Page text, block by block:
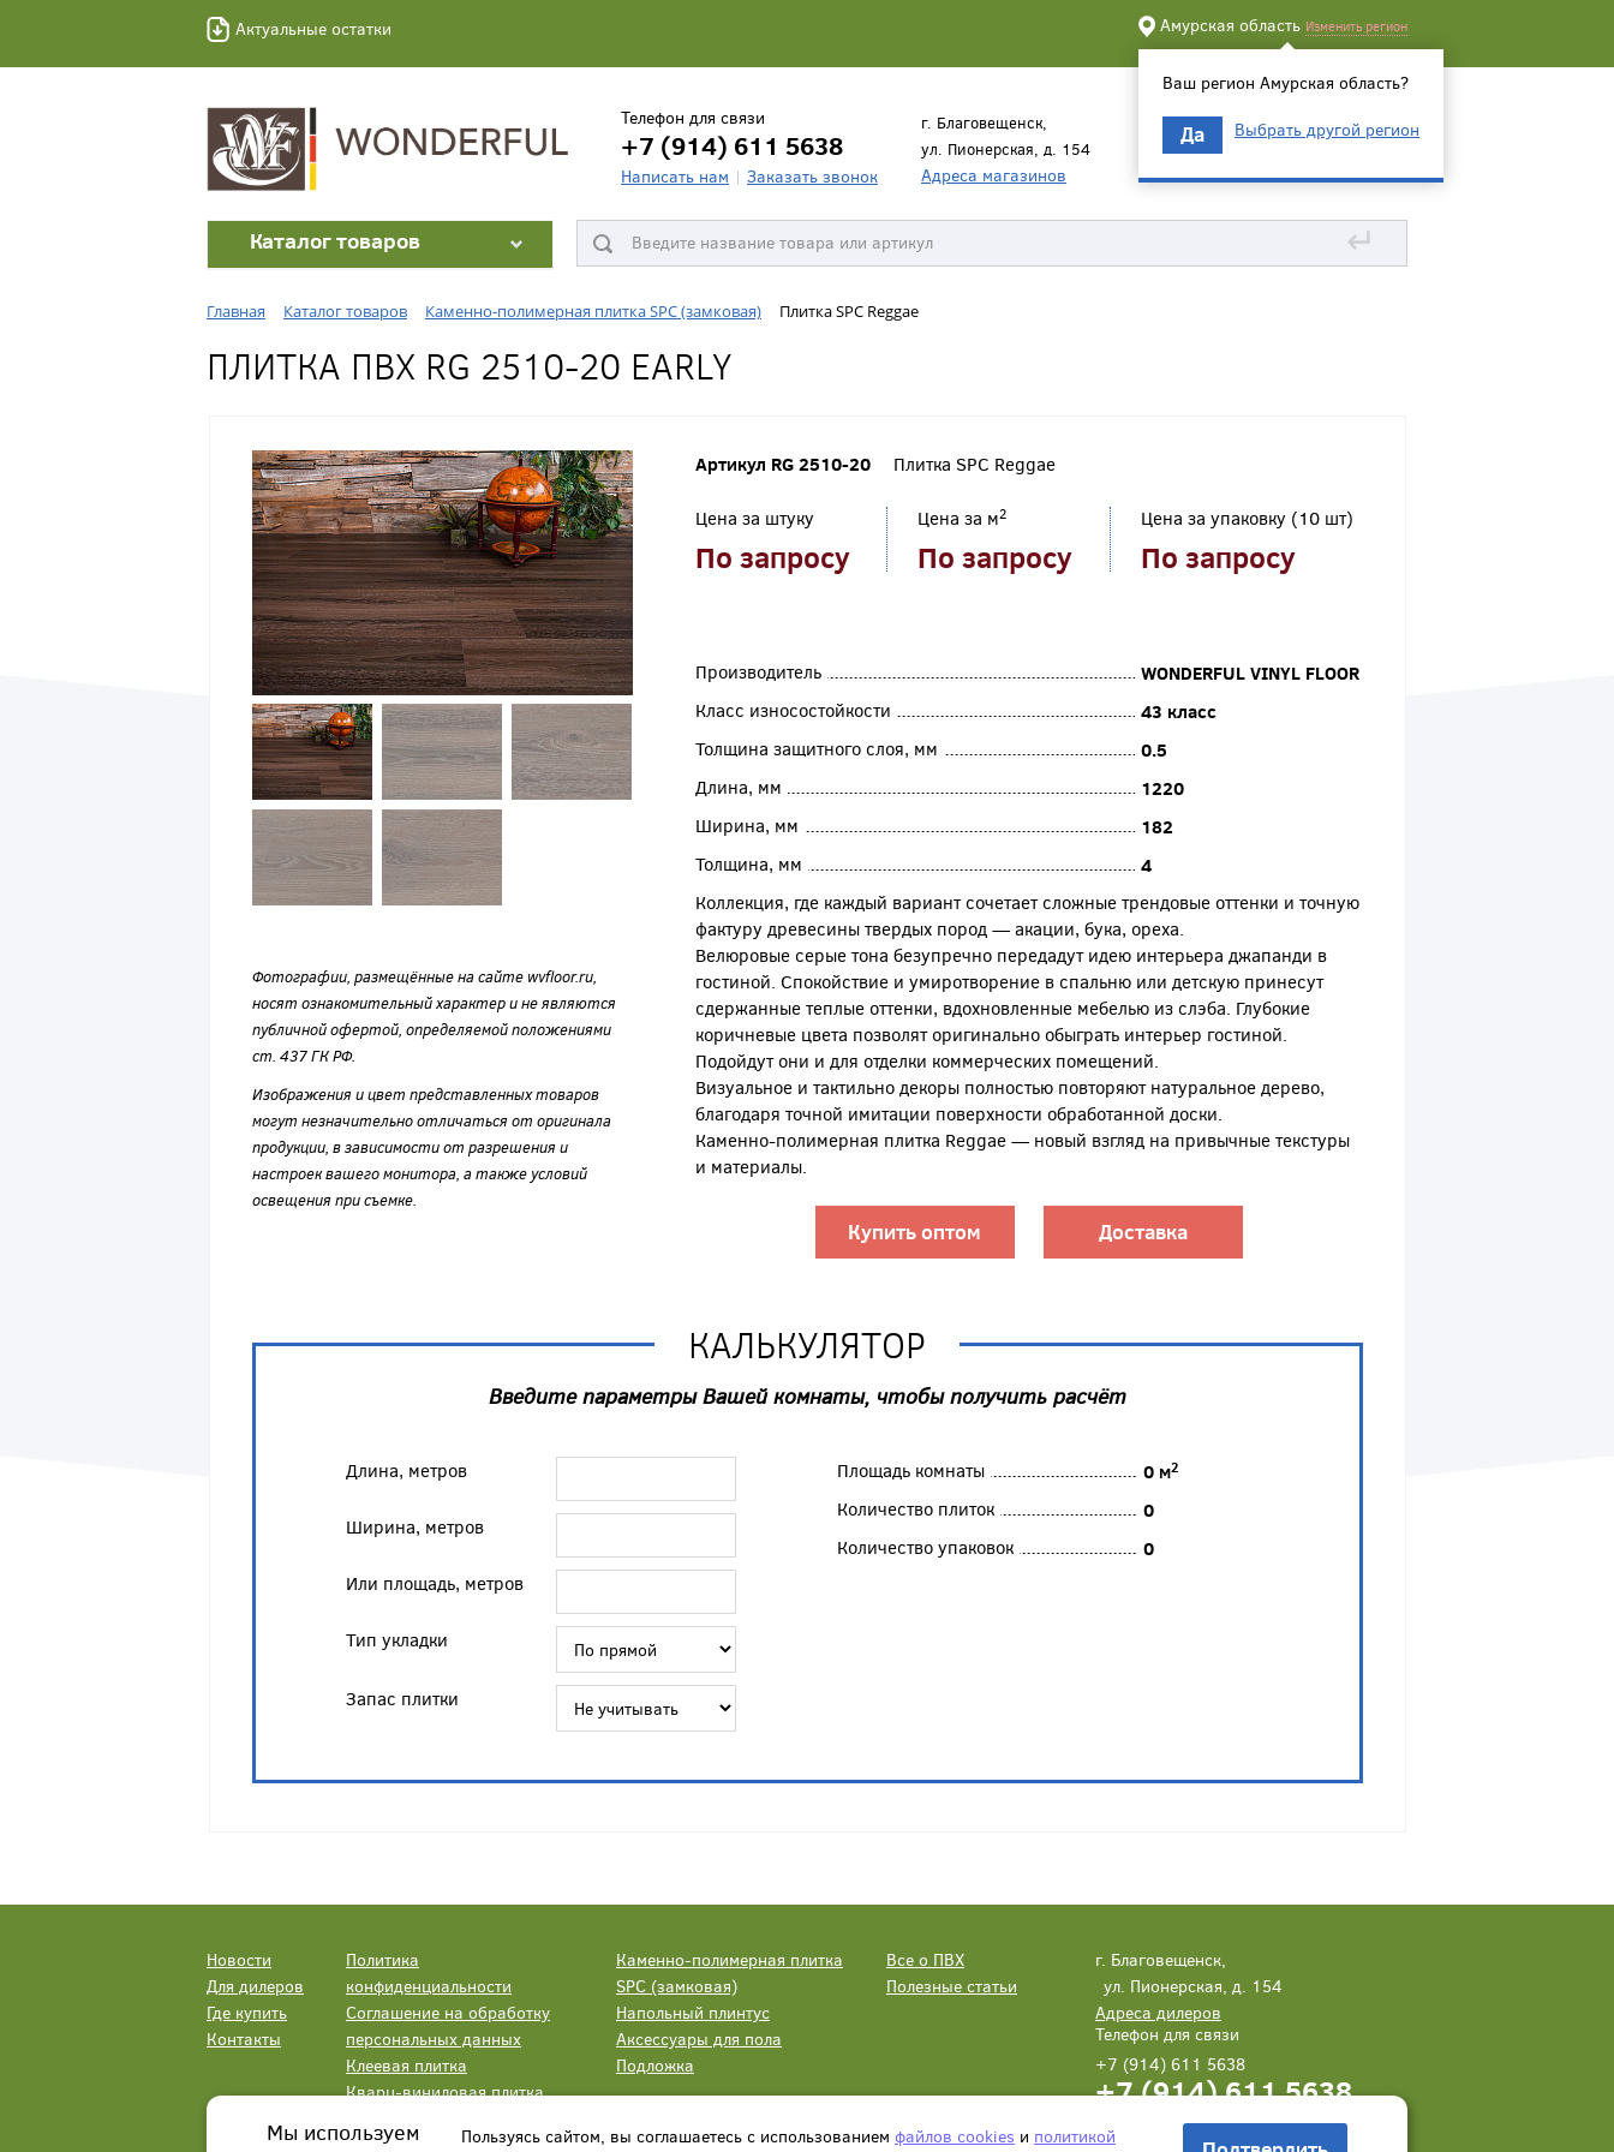
Актуальные остатки Амурская область Изменить регион
Ваш регион Амурская область?
Да Выбрать другой регион
Телефон для связи
+7 (914) 611 5638
Написать нам Заказать звонок
г. Благовещенск,
ул. Пионерская, д. 154
Адреса магазинов
Каталог товаров ↵
Главная Каталог товаров Каменно-полимерная плитка SPC (замковая) Плитка SPC Reggae
ПЛИТКА ПВХ RG 2510-20 EARLY
Фотографии, размещённые на сайте wvfloor.ru,
носят ознакомительный характер и не являются
публичной офертой, определяемой положениями
ст. 437 ГК РФ.
Изображения и цвет представленных товаров
могут незначительно отличаться от оригинала
продукции, в зависимости от разрешения и
настроек вашего монитора, а также условий
освещения при съемке.
Артикул RG 2510-20 Плитка SPC Reggae
Цена за штуку
По запросу
Цена за м2
По запросу
Цена за упаковку (10 шт)
По запросу
Производитель
WONDERFUL VINYL FLOOR
Класс износостойкости
43 класс
Толщина защитного слоя, мм
0.5
Длина, мм
1220
Ширина, мм
182
Толщина, мм
4
Коллекция, где каждый вариант сочетает сложные трендовые оттенки и точную
фактуру древесины твердых пород — акации, бука, ореха.
Велюровые серые тона безупречно передадут идею интерьера джапанди в
гостиной. Спокойствие и умиротворение в спальню или детскую принесут
сдержанные теплые оттенки, вдохновленные мебелью из слэба. Глубокие
коричневые цвета позволят оригинально обыграть интерьер гостиной.
Подойдут они и для отделки коммерческих помещений.
Визуальное и тактильно декоры полностью повторяют натуральное дерево,
благодаря точной имитации поверхности обработанной доски.
Каменно-полимерная плитка Reggae — новый взгляд на привычные текстуры
и материалы.
Купить оптом Доставка
КАЛЬКУЛЯТОР
Введите параметры Вашей комнаты, чтобы получить расчёт
Длина, метров
Ширина, метров
Или площадь, метров
Тип укладки
Запас плитки
Площадь комнаты 0м2
Количество плиток
0
Количество упаковок
0
Новости
Для дилеров
Где купить
Контакты
Политика
конфиденциальности
Соглашение на обработку
персональных данных
Клеевая плитка
Кварц-виниловая плитка
Каменно-полимерная плитка
SPC (замковая)
Напольный плинтус
Аксессуары для пола
Подложка
Все о ПВХ
Полезные статьи
г. Благовещенск,
ул. Пионерская, д. 154
Адреса дилеров
Телефон для связи
+7 (914) 611 5638
+7 (914) 611 5638
Написать нам Заказать звонок
Мы используем
Пользуясь сайтом, вы соглашаетесь с использованием файлов cookies и политикой